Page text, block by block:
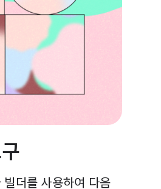
더를 사용하여 다음